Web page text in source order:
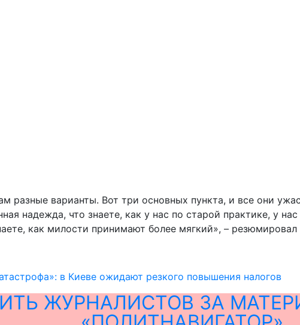
разные варианты. Вот три основных пункта, и все они
надежда, что знаете, как у нас по старой практике, у
как милости принимают более мягкий», – резюмировал
в Киеве ожидают резкого повышения налогов
ЖУРНАЛИСТОВ ЗА